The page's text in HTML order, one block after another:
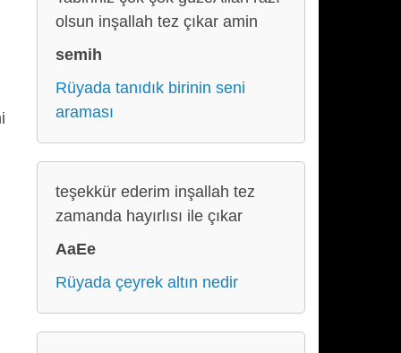
olsun inşallah tez çıkar amin
semih
Rüyada tanıdık birinin seni
araması
teşekkür ederim inşallah tez
zamanda hayırlısı ile çıkar
AaEe
Rüyada çeyrek altın nedir